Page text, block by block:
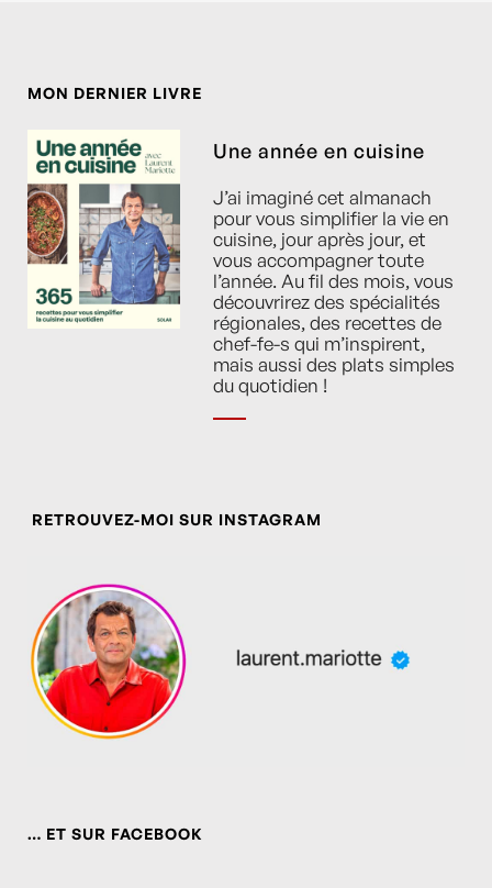
MON DERNIER LIVRE
Une année en cuisine
J’ai imaginé cet almanach
pour vous simplifier la vie en
cuisine, jour après jour, et
vous accompagner toute
l’année. Au fil des mois, vous
découvrirez des spécialités
régionales, des recettes de
chef-fe-s qui m’inspirent,
mais aussi des plats simples
du quotidien !
RETROUVEZ-MOI SUR INSTAGRAM
… ET SUR FACEBOOK